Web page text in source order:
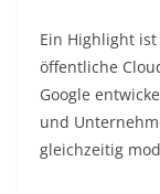
Ein Highlight
öffentliche
Google
und
gleichzeitig